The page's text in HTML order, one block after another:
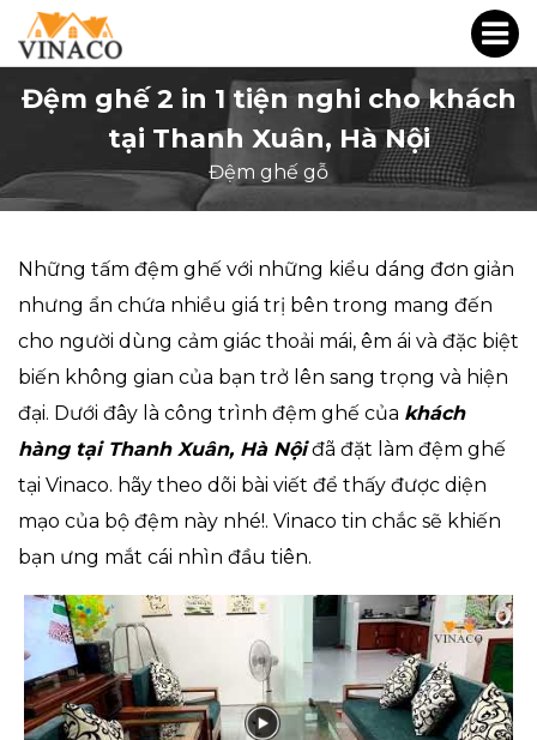
Đệm ghế 2 in 1 tiện nghi cho khách
tại Thanh Xuân, Hà Nội
Đệm ghế gỗ
Những tấm đệm ghế với những kiểu dáng đơn giản
nhưng ẩn chứa nhiều giá trị bên trong mang đến
cho người dùng cảm giác thoải mái, êm ái và đặc biệt
biến không gian của bạn trở lên sang trọng và hiện
đại. Dưới đây là công trình đệm ghế của khách
hàng tại Thanh Xuân, Hà Nộiđã đặt làm đệm ghế
tại Vinaco. hãy theo dõi bài viết để thấy được diện
mạo của bộ đệm này nhé!. Vinaco tin chắc sẽ khiến
bạn ưng mắt cái nhìn đầu tiên.